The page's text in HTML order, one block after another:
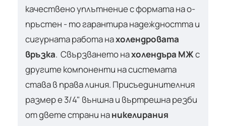
качествено уплътнение с формата на о-
пръстен - то гарантира надеждността и
сигурната работа нахолендровата
връзка. Свързването нахолендъра МЖс
другите компоненти на системата
става в права линия. Присъединителния
размер е 3/4" външна и въртрешна резби
от двете страни наникелирания